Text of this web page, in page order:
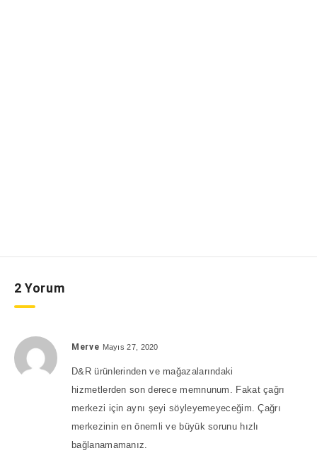
2 Yorum
Merve Mayıs 27, 2020
D&R ürünlerinden ve mağazalarındaki
hizmetlerden son derece memnunum. Fakat çağrı
merkezi için aynı şeyi söyleyemeyeceğim. Çağrı
merkezinin en önemli ve büyük sorunu hızlı
bağlanamamanız.